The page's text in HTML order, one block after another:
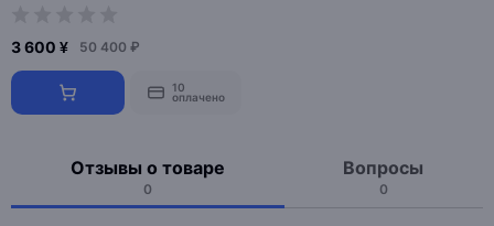
3 600 ¥ 50 400 ₽
10
оплачено
Отзывы о товаре
0
Вопросы
0